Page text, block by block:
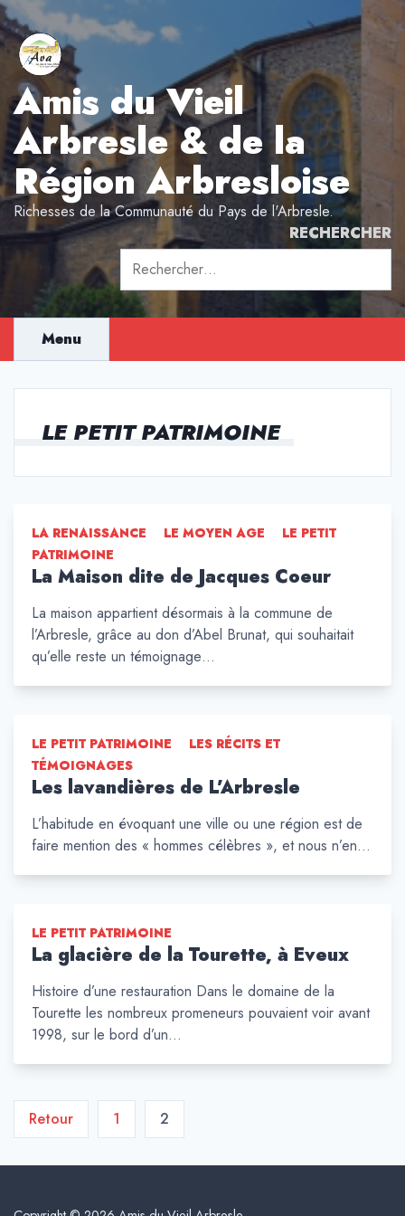
Aller
au
contenu
Amis du Vieil
Arbresle & de la
Région Arbresloise
Richesses de la Communauté du Pays de l'Arbresle.
RECHERCHER
Rechercher :
Menu
LE PETIT PATRIMOINE
LA RENAISSANCE LE MOYEN AGE
LE PETIT
PATRIMOINE
La Maison dite de Jacques Coeur
La maison appartient désormais à la commune de
l’Arbresle, grâce au don d’Abel Brunat, qui souhaitait
qu’elle reste un témoignage…
LE PETIT PATRIMOINE
LES RÉCITS ET
TÉMOIGNAGES
Les lavandières de L’Arbresle
L’habitude en évoquant une ville ou une région est de
faire mention des « hommes célèbres », et nous n’en…
LE PETIT PATRIMOINE
La glacière de la Tourette, à Eveux
Histoire d’une restauration Dans le domaine de la
Tourette les nombreux promeneurs pouvaient voir avant
1998, sur le bord d’un…
Pagination
des
Retour 1 2